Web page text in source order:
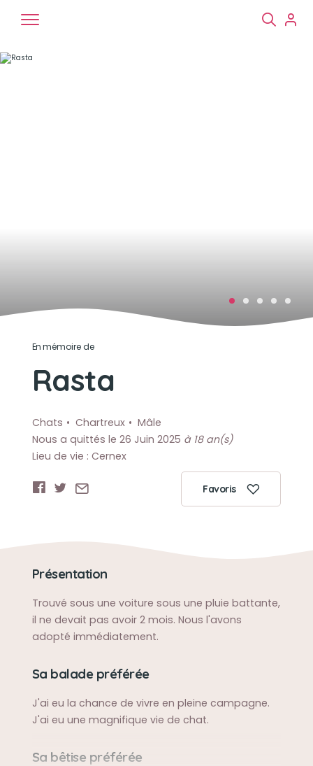
En mémoire de
Rasta
Chats Chartreux
Mâle
Nous a quittés le 26 Juin 2025 à 18 an(s)
Lieu de vie : Cernex
Favoris
Présentation
Trouvé sous une voiture sous une pluie battante,
il ne devait pas avoir 2 mois. Nous l'avons
adopté immédiatement.
Sa balade préférée
J'ai eu la chance de vivre en pleine campagne.
J'ai eu une magnifique vie de chat.
Sa bêtise préférée